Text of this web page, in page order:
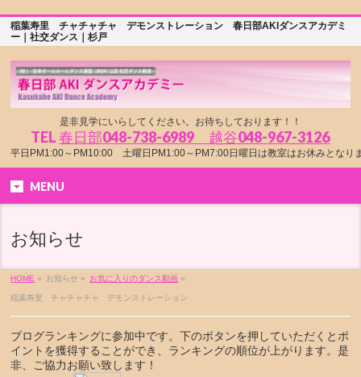
稲葉寿里 チャチャチャ デモンストレーション 春日部AKIダンスアカデミ
ー｜社交ダンス｜杉戸
是非見学にいらしてください。お待ちしております！！
TEL春日部048-738-6989 越谷048-967-3126
平日PM1:00～PM10:00 土曜日PM1:00～PM7:00日曜日は教室はお休みとなり
MENU
お知らせ
HOME » お知らせ » お気に入りのダンス動画 »
稲葉寿里 チャチャチャ デモンストレーション
ブログランキングに参加中です。下のボタンを押していただくとポ
イントを獲得することができ、ランキングの順位が上がります。是
非、ご協力お願い致します！